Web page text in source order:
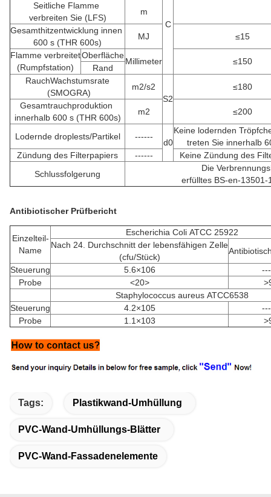
C
Seitliche Flamme
verbreiten Sie (LFS)
m
Gesamthitzentwicklung innen
600 s (THR 600s)
MJ
≤15
Flamme verbreitet
(Rumpfstation)
Oberfläche
Millimeter ≤150
Rand
RauchWachstumsrate
(SMOGRA)
m2/s2
S2
≤180
Gesamtrauchproduktion
innerhalb 600 s (THR 600s)
m2 ≤200
Lodernde droplests/Partikel ------
d0
Keine lodernden
treten Sie innerhalb
Zündung des Filterpapiers
------
Keine Zündung des
Schlussfolgerung
Die
erfülltes BS-en-
Antibiotischer Prüfbericht
Einzelteil-
Name
Escherichia Coli ATCC 25922
Nach 24. Durchschnitt der lebensfähigen Zelle
(cfu/Stück)
Steuerung
5.6×106
Probe
<20> >
Staphylococcus aureus ATCC6538
Steuerung
4.2×105
Probe
1.1×103 >
Tags: Plastikwand-Umhüllung
PVC-Wand-Umhüllungs-Blätter
PVC-Wand-Fassadenelemente